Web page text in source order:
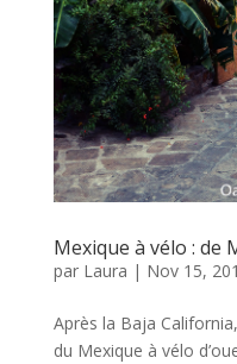
Mexique à vélo : de
par Laura | Nov 15,
Après la Baja
du Mexique à vélo